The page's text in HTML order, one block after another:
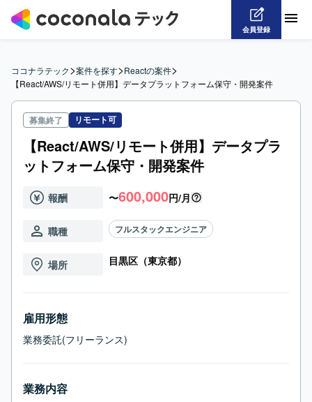
会員登録
ココナラテック>案件を探す>Reactの案件>
【React/AWS/リモート併用】データプラットフォーム保守・開発案件
募集終了 リモート可
【React/AWS/リモート併用】データプラ
ットフォーム保守・開発案件
報酬 〜600,000円/月
職種 フルスタックエンジニア
場所 目黒区（東京都）
雇用形態
業務委託(フリーランス)
業務内容